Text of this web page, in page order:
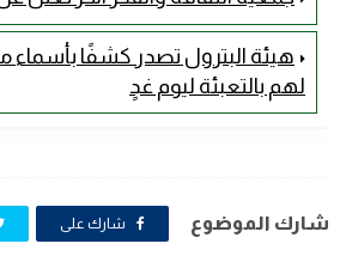
هيئة البترول تصدر كشفًا بأسماء
لهم بالتعبئة ليوم غدٍ
شارك الموضوع شارك على